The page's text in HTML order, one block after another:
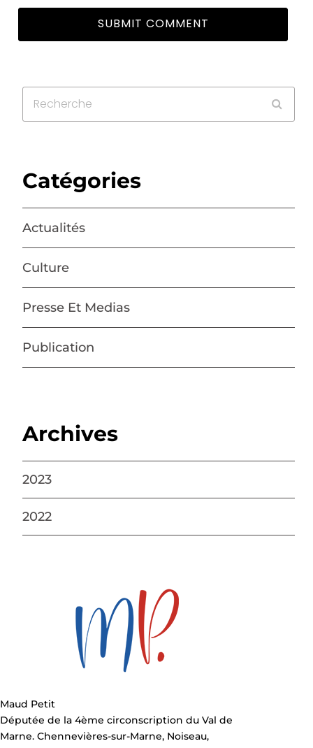
Catégories
Actualités
Culture
Presse Et Medias
Publication
Archives
2023
2022
Maud Petit
Députée de la 4ème circonscription du Val de
Marne. Chennevières-sur-Marne, Noiseau,